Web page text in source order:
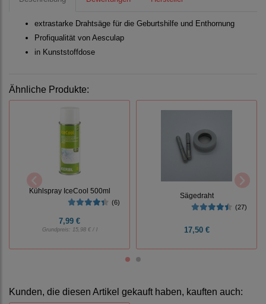
extrastarke Drahtsäge für die Geburtshilfe und Enthornung
Profiqualität von Aesculap
in Kunststoffdose
Ähnliche Produkte:
Kühlspray IceCool 500ml
(6)
7,99 €
Grundpreis: 15,98 € / l
Sägedraht
(27)
17,50 €
Kunden, die diesen Artikel gekauft haben, kauften auch: